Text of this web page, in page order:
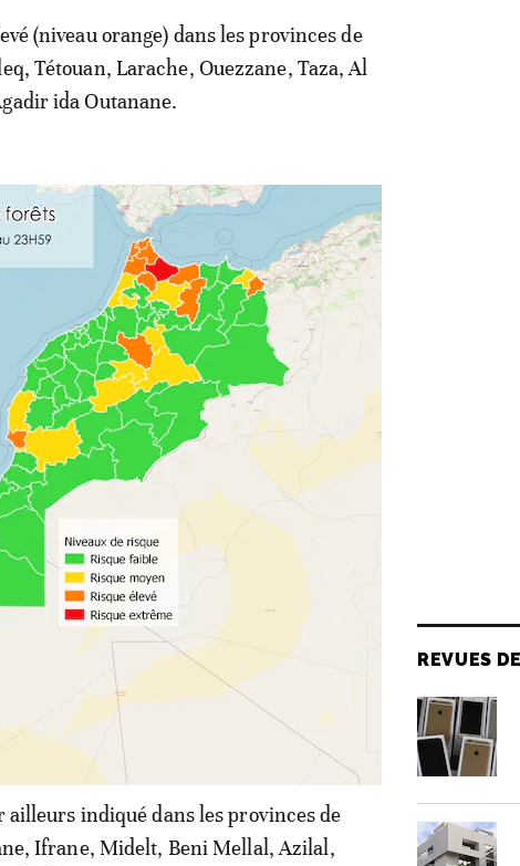
(niveau orange) dans les provinces de
Tétouan, Larache, Ouezzane, Taza, Al
ida Outanane.
indiqué dans les provinces de
Ifrane, Midelt, Beni Mellal, Azilal,
REVUES